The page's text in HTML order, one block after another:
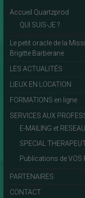
Accueil Quartzprod
QUI SUIS-JE ?
Le petit oracle de la
Brigitte Barberane
LES ACTUALITÉS
LIEUX EN LOCATION
FORMATIONS en ligne
SERVICES AUX
E-MAILING et
SPECIAL
Publications de VOS
PARTENAIRES
CONTACT